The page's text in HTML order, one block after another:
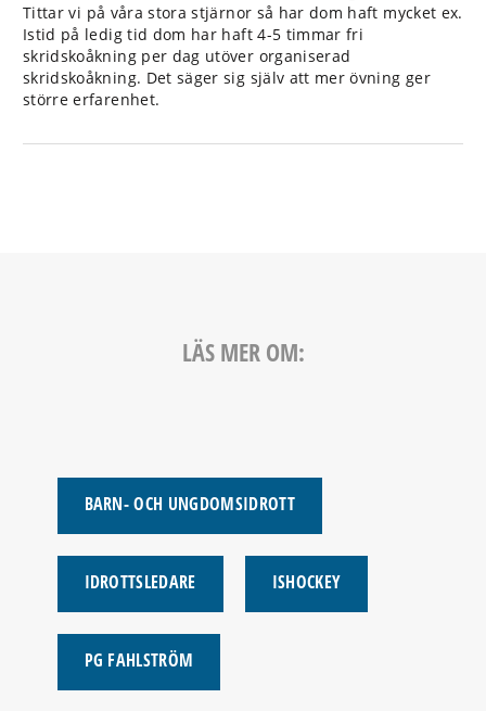
Tittar vi på våra stora stjärnor så har dom haft mycket ex.
Istid på ledig tid dom har haft 4-5 timmar fri
skridskoåkning per dag utöver organiserad
skridskoåkning. Det säger sig själv att mer övning ger
större erfarenhet.
LÄS MER OM:
BARN- OCH UNGDOMSIDROTT
IDROTTSLEDARE ISHOCKEY
PG FAHLSTRÖM